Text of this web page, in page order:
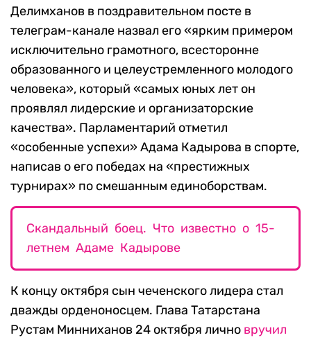
Делимханов в поздравительном посте в
телеграм-канале назвал его «ярким примером
исключительно грамотного, всесторонне
образованного и целеустремленного молодого
человека», который «самых юных лет он
проявлял лидерские и организаторские
качества». Парламентарий отметил
«особенные успехи» Адама Кадырова в спорте,
написав о его победах на «престижных
турнирах» по смешанным единоборствам.
Скандальный боец. Что известно о 15-
летнем Адаме Кадырове
К концу октября сын чеченского лидера стал
дважды орденоносцем. Глава Татарстана
Рустам Минниханов 24 октября лично вручил